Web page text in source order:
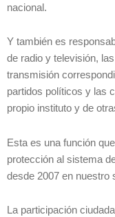
nacional.
Y también es
de radio y televisión,
transmisión
partidos políticos y las
propio instituto y de
Esta es una función
protección al sistema
desde 2007 en nuestro
La participación